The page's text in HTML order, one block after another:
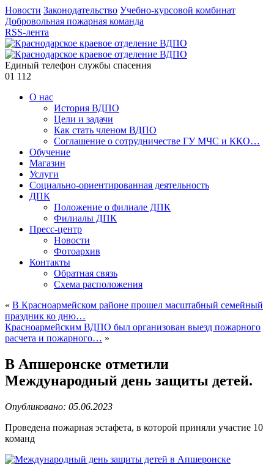
Новости Законодательство Учебно-курсовой комбинат
Добровольная пожарная команда
RSS-лента
Единый телефон службы спасения
01 112
О нас
История ВДПО
Цели и задачи
Как стать членом ВДПО
Соглашение о сотрудничестве ГУ МЧС и ККО…
Обучение
Магазин
Услуги
Социально-ориентированная деятельность
ДПК
Положение о филиале ДПК
Филиалы ДПК
Пресс-центр
Новости
Фотоархив
Контакты
Обратная связь
Схема расположения
« В Красноармейском районе прошел масштабный семейный
праздник ко дню…
Красноармейским ВДПО был организован выезд пожарного
расчета и пожарного… »
В Апшеронске отметили
Международный день защиты детей.
Опубликовано: 05.06.2023
Проведена пожарная эстафета, в которой приняли участие 10
команд